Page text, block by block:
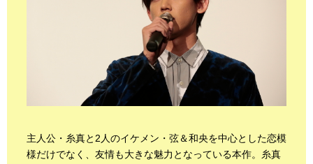
主人公・糸真と2人のイケメン・弦＆和央を中心とした恋模
様だけでなく、友情も大きな魅力となっている本作。糸真